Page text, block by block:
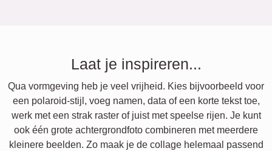
Laat je inspireren...
Qua vormgeving heb je veel vrijheid. Kies bijvoorbeeld voor
een polaroid-stijl, voeg namen, data of een korte tekst toe,
werk met een strak raster of juist met speelse rijen. Je kunt
ook één grote achtergrondfoto combineren met meerdere
kleinere beelden. Zo maak je de collage helemaal passend